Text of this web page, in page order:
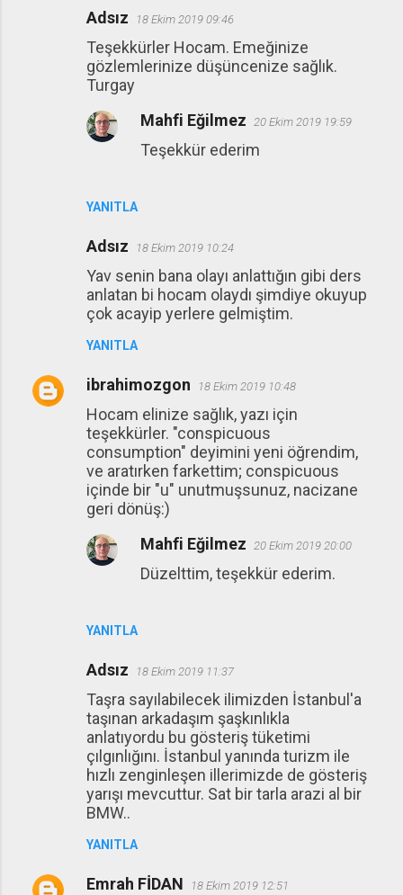
Adsız 18 Ekim 2019 09:46
Teşekkürler Hocam. Emeğinize
gözlemlerinize düşüncenize sağlık.
Turgay
YANITLA
Mahfi Eğilmez 20 Ekim 2019 19:59
Teşekkür ederim
Adsız 18 Ekim 2019 10:24
Yav senin bana olayı anlattığın gibi ders
anlatan bi hocam olaydı şimdiye okuyup
çok acayip yerlere gelmiştim.
YANITLA
ibrahimozgon 18 Ekim 2019 10:48
Hocam elinize sağlık, yazı için
teşekkürler. "conspicuous
consumption" deyimini yeni öğrendim,
ve aratırken farkettim; conspicuous
içinde bir "u" unutmuşsunuz, nacizane
geri dönüş:)
YANITLA
Mahfi Eğilmez 20 Ekim 2019 20:00
Düzelttim, teşekkür ederim.
Adsız 18 Ekim 2019 11:37
Taşra sayılabilecek ilimizden İstanbul'a
taşınan arkadaşım şaşkınlıkla
anlatıyordu bu gösteriş tüketimi
çılgınlığını. İstanbul yanında turizm ile
hızlı zenginleşen illerimizde de gösteriş
yarışı mevcuttur. Sat bir tarla arazi al bir
BMW..
YANITLA
Emrah FİDAN 18 Ekim 2019 12:51